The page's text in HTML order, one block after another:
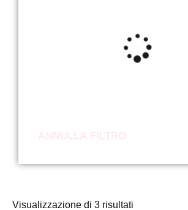
Visualizzazione di 3 risultati